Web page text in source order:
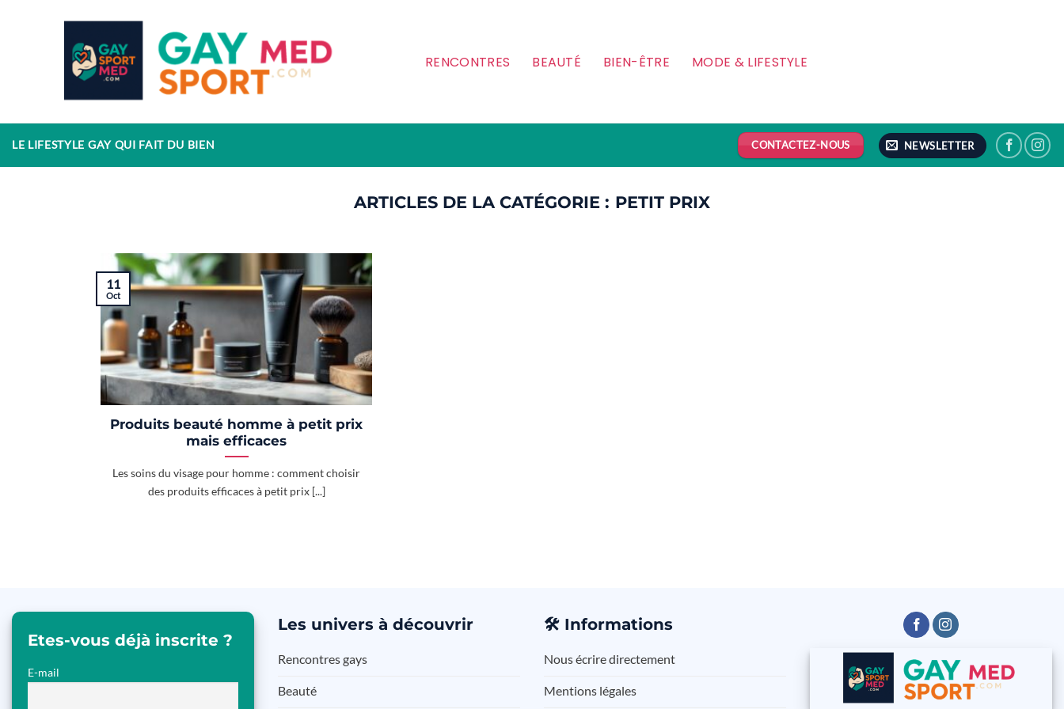
RENCONTRES BEAUTÉ BIEN-ÊTRE MODE & LIFESTYLE
LE LIFESTYLE GAY QUI FAIT DU BIEN CONTACTEZ-NOUS NEWSLETTER
PETIT PRIX
Produits beauté homme à petit prix
mais efficaces
Les soins du visage pour homme : comment choisir
des produits efficaces à petit prix [...]
11
Oct
Etes-vous déjà inscrite ?
E-mail
Les univers à découvrir
Rencontres gays
Beauté
🛠️ Informations
Nous écrire directement
Mentions légales